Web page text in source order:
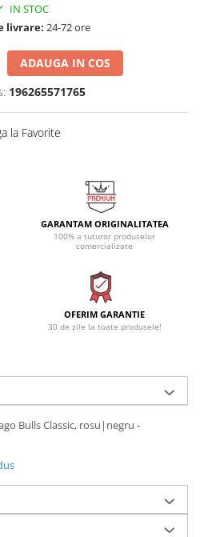
IN STOC
livrare: 24-72 ore
ADAUGA IN COS
196265571765
la Favorite
GARANTAM ORIGINALITATEA
100% a tuturor produselor
comercializate
OFERIM GARANTIE
30 de zile la toate produsele!
Bulls Classic, rosu|negru -